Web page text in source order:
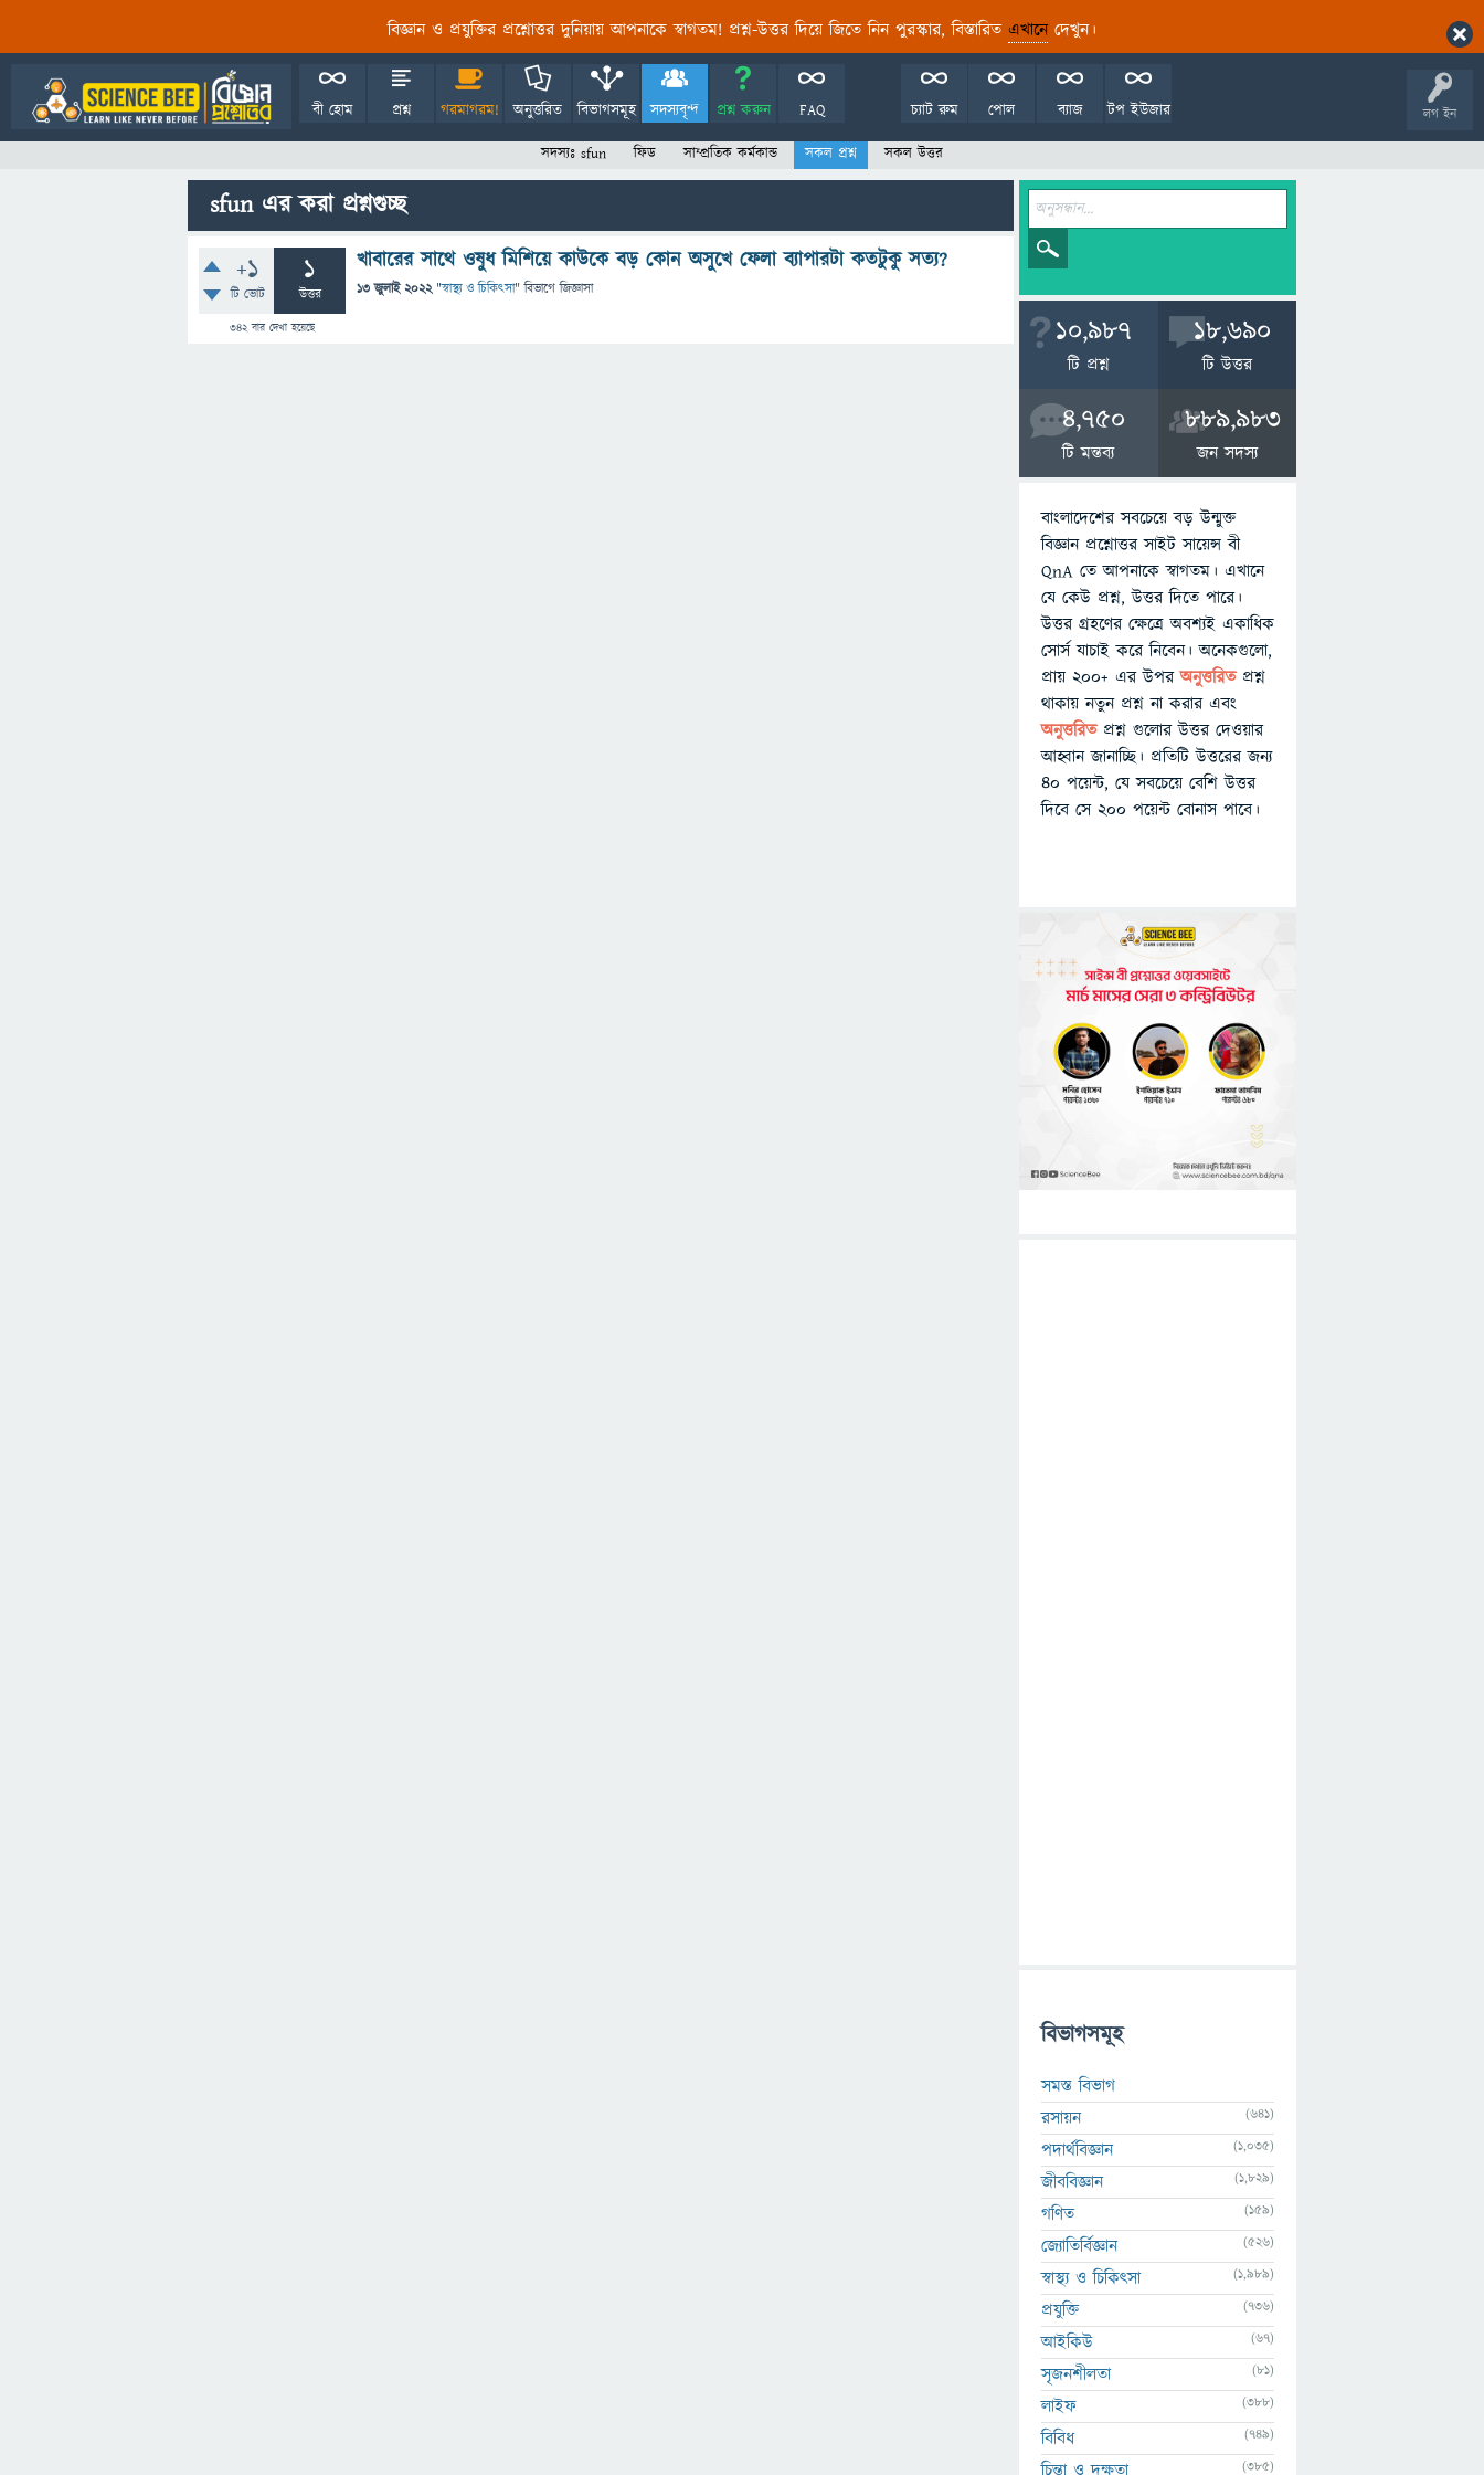
বিজ্ঞান ও প্রযুক্তির প্রশ্নোত্তর দুনিয়ায় আপনাকে স্বাগতম! প্রশ্ন-উত্তর দিয়ে জিতে নিন পুরস্কার, বিস্তারিত এখানেদেখুন।
লগ ইন
বী হোম প্রশ্ন গরমাগরম! অনুত্তরিত বিভাগসমূহ সদস্যবৃন্দ প্রশ্ন করুন FAQ টপ ইউজার
ব্যাজ
পোল
চ্যাট রুম
সদস্যঃ sfun ফিড সাম্প্রতিক কর্মকান্ড সকল প্রশ্ন সকল উত্তর
sfun এর করা প্রশ্নগুচ্ছ
+1
টি ভোট
1
উত্তর
342বার দেখা হয়েছে
খাবারের সাথে ওষুধ মিশিয়ে কাউকে বড় কোন অসুখে ফেলা ব্যাপারটা কতটুকু সত্য?
13 জুলাই 2022 "স্বাস্থ্য ও চিকিৎসা" বিভাগে জিজ্ঞাসা
10,987
টি প্রশ্ন
18,690
টি উত্তর
4,750
টি মন্তব্য
889,983
জন সদস্য
বাংলাদেশের সবচেয়ে বড় উন্মুক্ত
বিজ্ঞান প্রশ্নোত্তর সাইট সায়েন্স বী
QnA তে আপনাকে স্বাগতম। এখানে
যে কেউ প্রশ্ন, উত্তর দিতে পারে।
উত্তর গ্রহণের ক্ষেত্রে অবশ্যই একাধিক
সোর্স যাচাই করে নিবেন। অনেকগুলো,
প্রায় ২০০+ এর উপরঅনুত্তরিতপ্রশ্ন
থাকায় নতুন প্রশ্ন না করার এবং
অনুত্তরিত প্রশ্ন গুলোর উত্তর দেওয়ার
আহ্বান জানাচ্ছি। প্রতিটি উত্তরের জন্য
৪০ পয়েন্ট, যে সবচেয়ে বেশি উত্তর
দিবে সে ২০০ পয়েন্ট বোনাস পাবে।
বিভাগসমূহ
সমস্ত বিভাগ
রসায়ন
(641)
পদার্থবিজ্ঞান (1,035)
জীববিজ্ঞান (1,829)
গণিত (159)
জ্যোতির্বিজ্ঞান (526)
স্বাস্থ্য ও চিকিৎসা (1,989)
প্রযুক্তি (736)
আইকিউ (67)
সৃজনশীলতা (81)
লাইফ (388)
বিবিধ (749)
চিন্তা ও দক্ষতা (385)